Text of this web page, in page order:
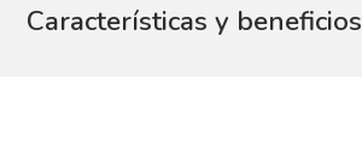
Características y beneficios